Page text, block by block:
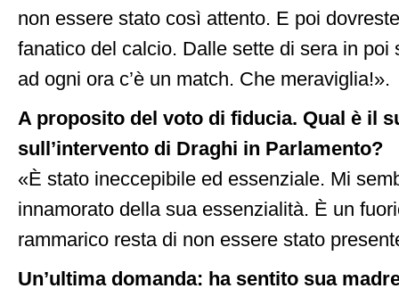
non essere stato così attento. E poi
fanatico del calcio. Dalle sette di sera in poi
ad ogni ora c’è un match. Che meraviglia!».
A proposito del voto di fiducia. Qual è il
sull’intervento di Draghi in Parlamento?
«È stato ineccepibile ed essenziale. Mi
innamorato della sua essenzialità. È un
rammarico resta di non essere stato
Un’ultima domanda: ha sentito sua